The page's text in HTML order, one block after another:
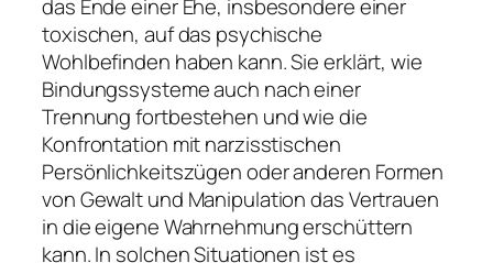
das Ende einer Ehe, insbesondere einer
toxischen, auf das psychische
Wohlbefinden haben kann. Sie erklärt, wie
Bindungssysteme auch nach einer
Trennung fortbestehen und wie die
Konfrontation mit narzisstischen
Persönlichkeitszügen oder anderen Formen
von Gewalt und Manipulation das Vertrauen
in die eigene Wahrnehmung erschüttern
kann. In solchen Situationen ist es